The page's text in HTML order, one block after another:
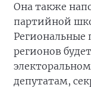
Она также
партийной
регионов
депутатам,